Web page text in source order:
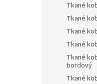
Tkané
Tkané
Tkané
Tkané
Tkané
bordový
Tkané